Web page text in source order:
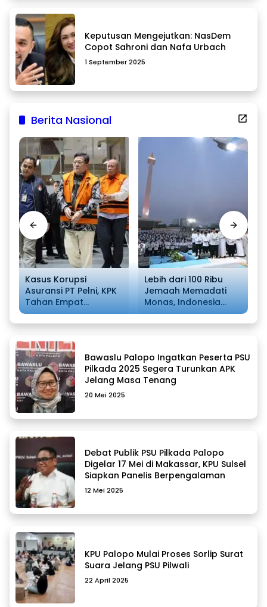
Keputusan Mengejutkan: NasDem
Copot Sahroni dan Nafa Urbach
1 September 2025
Berita Nasional
Kasus Korupsi
Asuransi PT Pelni, KPK
Tahan Empat
Tersangka
Lebih dari 100 Ribu
Jemaah Memadati
Monas, Indonesia
Bersatu dalam Zikir
dan Doa Kebangsaan
Bawaslu Palopo Ingatkan Peserta PSU
Pilkada 2025 Segera Turunkan APK
Jelang Masa Tenang
20 Mei 2025
Debat Publik PSU Pilkada Palopo
Digelar 17 Mei di Makassar, KPU Sulsel
Siapkan Panelis Berpengalaman
12 Mei 2025
KPU Palopo Mulai Proses Sorlip Surat
Suara Jelang PSU Pilwali
22 April 2025